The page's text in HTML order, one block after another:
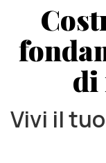
di
Vivi il